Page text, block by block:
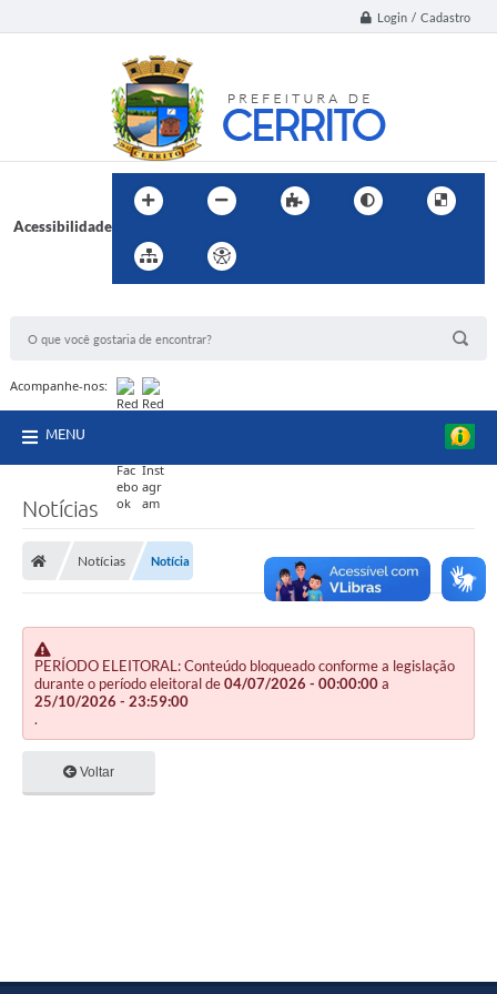
Login / Cadastro
Acessibilidade
Acompanhe-nos:
MENU
Notícias
Notícias Notícia
PERÍODO ELEITORAL: Conteúdo bloqueado conforme a legislação
durante o período eleitoral de04/07/2026 - 00:00:00a
25/10/2026 - 23:59:00
.
Voltar